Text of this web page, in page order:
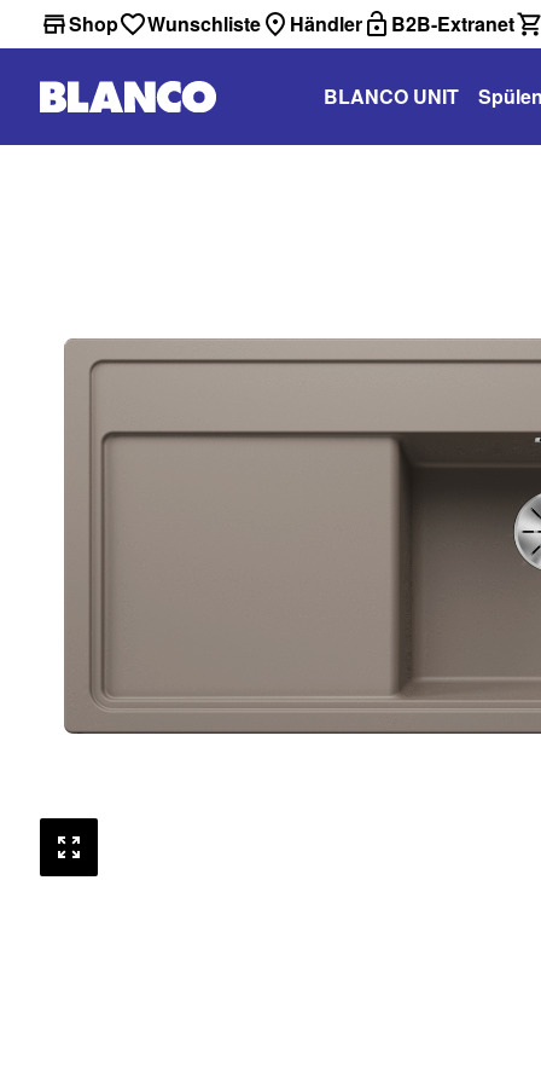
Shop Wunschliste Händler B2B-Extranet
BLANCO UNIT